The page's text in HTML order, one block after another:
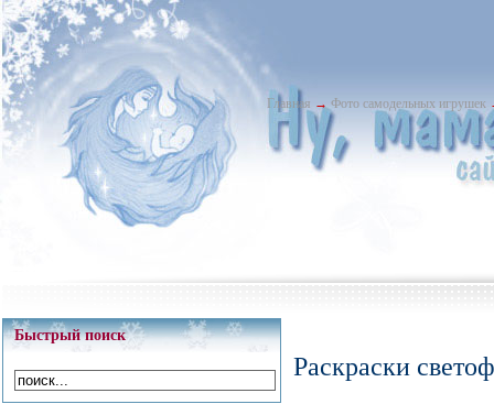
Главная → Фото самодельных игрушек
Быстрый поиск
Раскраски